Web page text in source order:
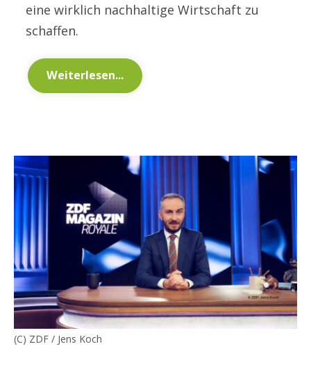
eine wirklich nachhaltige Wirtschaft zu
schaffen.
Weiterlesen...
(C) ZDF / Jens Koch